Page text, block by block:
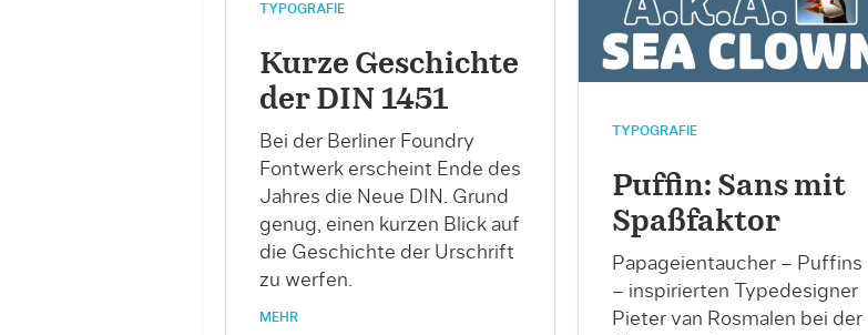
TYPOGRAFIE
Kurze Geschichte
der DIN 1451
Bei der Berliner Foundry
Fontwerk erscheint Ende des
Jahres die Neue DIN. Grund
genug, einen kurzen Blick auf
die Geschichte der Urschrift
zu werfen.
MEHR
TYPOGRAFIE
Puffin: Sans mit
Spaßfaktor
Papageientaucher – Puffins
– inspirierten Typedesigner
Pieter van Rosmalen bei der